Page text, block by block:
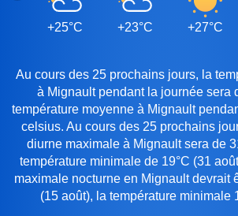
+25°C +23°C +27°C
Au cours des 25 prochains jours, la
à Mignault pendant la journée sera
température moyenne à Mignault
celsius. Au cours des 25 prochains
diurne maximale à Mignault sera de
température minimale de 19°C (31
maximale nocturne en Mignault devrait
(15 août), la température minimale